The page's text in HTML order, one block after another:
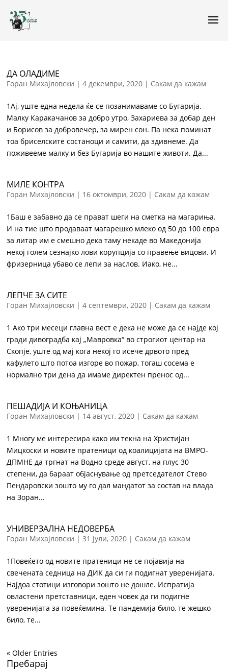
ДА ОЛАДИМЕ
Горан Михајловски |4 декември, 2020 | Сакам да кажам
1Ај, уште една недела ќе се позанимаваме со Бугарија.
Малку Каракачанов за добро утро, Захариева за добар ден
и Борисов за добровечер, за мирен сон. Па нека поминат
тоа бриселските состаноци и самити, да здивнеме. Да
поживееме малку и без Бугарија во нашите животи. Да...
МИЛЕ КОНТРА
Горан Михајловски | 16 октомври, 2020 | Сакам да кажам
1Баш е забавно да се прават шеги на сметка на магариња.
И на тие што продаваат магарешко млеко од 50 до 100 евра
за литар им е смешно дека таму некаде во Македонија
некој голем сезнајко лови корупција со правење вицови. И
фризерница убаво се лепи за наслов. Иако, не...
ЛЕПЧЕ ЗА СИТЕ
Горан Михајловски |4 септември, 2020 | Сакам да кажам
1 Ако три месеци главна вест е дека не може да се најде кој
гради дивоградба кај „Мавровка“ во строгиот центар на
Скопје, уште од мај кога некој го исече дрвото пред
кафулето што потоа изгоре во пожар, тогаш сосема е
нормално три дена да имаме директен пренос од...
ПЕШАДИЈА И КОЊАНИЦА
Горан Михајловски | 14 август, 2020 | Сакам да кажам
1 Многу ме интересира како им текна на Христијан
Мицкоски и новите пратеници од коалицијата на ВМРО-
ДПМНЕ да тргнат на Водно среде август, на плус 30
степени, да бараат објаснување од претседателот Стево
Пендаровски зошто му го дал мандатот за состав на влада
на Зоран...
УНИВЕРЗАЛНА НЕДОВЕРБА
Горан Михајловски |31 јули, 2020 | Сакам да кажам
1Повеќето од новите пратеници не се појавија на
свечената седница на ДИК да си ги подигнат уверенијата.
Најдоа стотици изговори зошто не дошле. Испратија
овластени претставници, еден човек да ги подигне
уверенијата за повеќемина. Те пандемија било, те жешко
било, те...
« Older Entries
Пребарај